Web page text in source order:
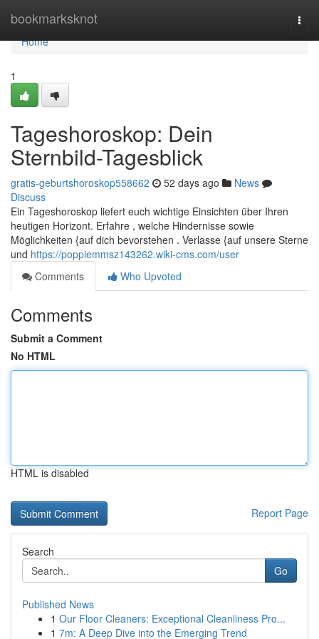
bookmarksknot
Home
Home
1
Tageshoroskop: Dein
Sternbild-Tagesblick
gratis-geburtshoroskop558662 52 days ago
News
Discuss
Ein Tageshoroskop liefert euch wichtige Einsichten über Ihren
heutigen Horizont. Erfahre , welche Hindernisse sowie
Möglichkeiten {auf dich bevorstehen . Verlasse {auf unsere Sterne
und https://poppiemmsz143262.wiki-cms.com/user
Comments
Who Upvoted
Comments
Submit a Comment
No HTML
HTML is disabled
Report Page
Search
Go
Published News
1 Our Floor Cleaners: Exceptional Cleanliness Pro...
1 7m: A Deep Dive into the Emerging Trend